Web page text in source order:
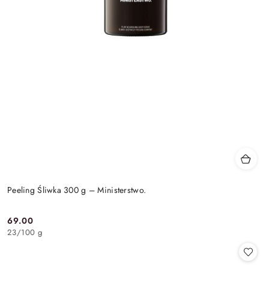
Peeling Śliwka 300 g – Ministerstwo.
Cena:
69.00
23/100 g